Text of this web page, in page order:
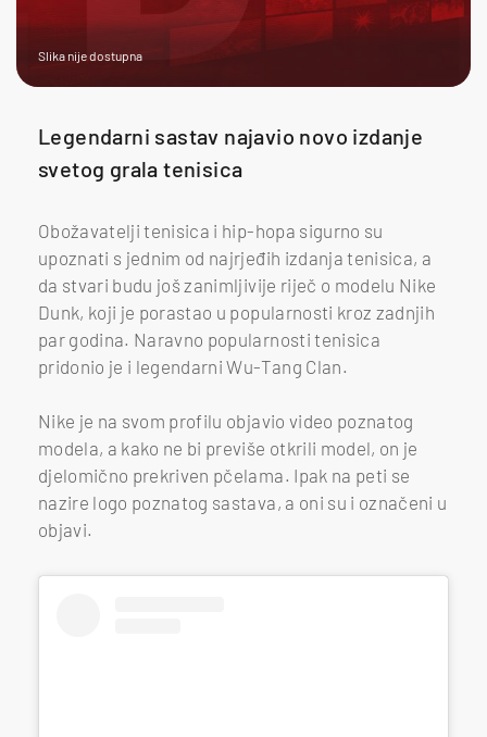
Slika nije dostupna
Legendarni sastav najavio novo izdanje
svetog grala tenisica
Obožavatelji tenisica i hip-hopa sigurno su
upoznati s jednim od najrjeđih izdanja tenisica, a
da stvari budu još zanimljivije riječ o modelu Nike
Dunk, koji je porastao u popularnosti kroz zadnjih
par godina. Naravno popularnosti tenisica
pridonio je i legendarni Wu-Tang Clan.
Nike je na svom profilu objavio video poznatog
modela, a kako ne bi previše otkrili model, on je
djelomično prekriven pčelama. Ipak na peti se
nazire logo poznatog sastava, a oni su i označeni u
objavi.